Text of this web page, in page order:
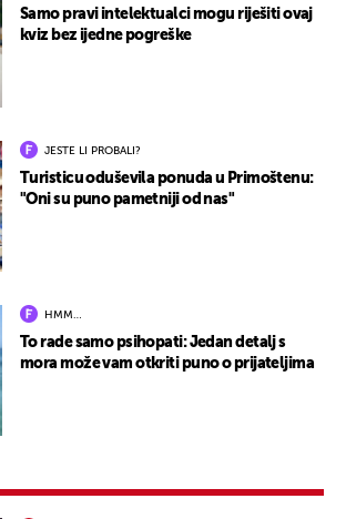
Samo pravi intelektualci mogu riješiti ovaj
kviz bez ijedne pogreške
JESTE LI PROBALI?
Turisticu oduševila ponuda u Primoštenu:
"Oni su puno pametniji od nas"
HMM…
To rade samo psihopati: Jedan detalj s
mora može vam otkriti puno o prijateljima